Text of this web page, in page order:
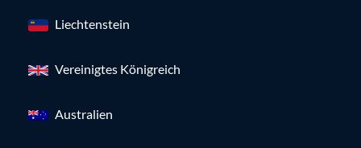
Liechtenstein
Vereinigtes Königreich
Australien